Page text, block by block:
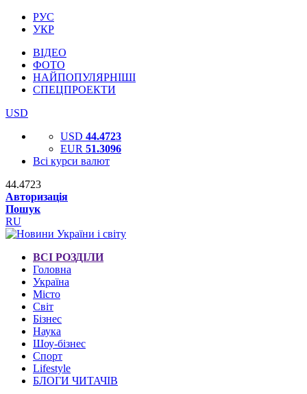
РУС
УКР
ВІДЕО
ФОТО
НАЙПОПУЛЯРНІШІ
СПЕЦПРОЕКТИ
USD
USD 44.4723
EUR 51.3096
Всі курси валют
44.4723
Авторизація
Пошук
RU
ВСІ РОЗДІЛИ
Головна
Україна
Місто
Світ
Бізнес
Наука
Шоу-бізнес
Спорт
Lifestyle
БЛОГИ ЧИТАЧІВ